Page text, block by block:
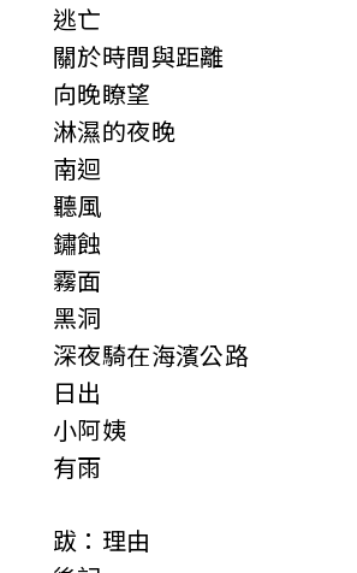
逃亡
關於時間與距離
向晚瞭望
淋濕的夜晚
南迴
聽風
鏽蝕
霧面
黑洞
深夜騎在海濱公路
日出
小阿姨
有雨
跋：理由